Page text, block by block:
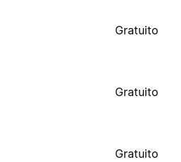
Gratuito
Gratuito
Gratuito